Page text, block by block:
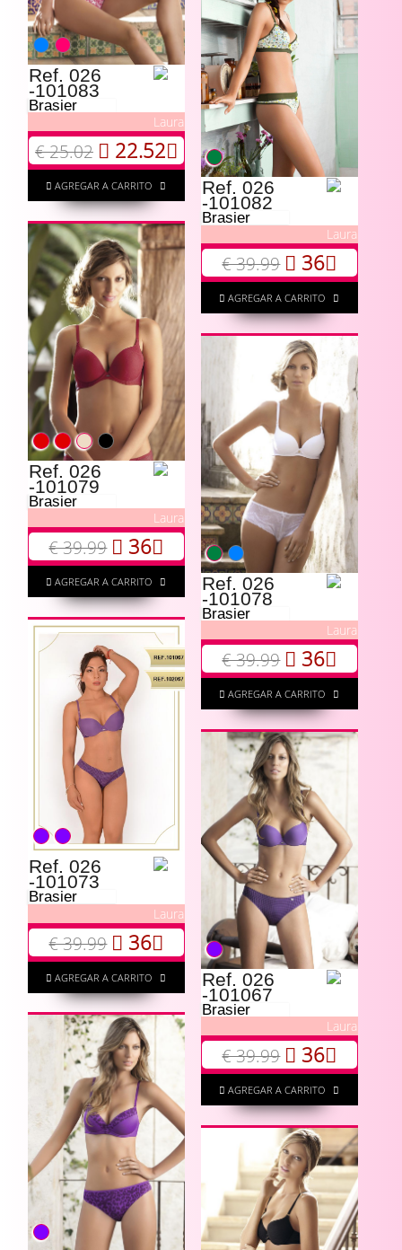
Ref. 026
-101083
Brasier
Laura
€ 25.02 22.52
AGREGAR A CARRITO Ref. 026
-101082
Brasier
Laura
€ 39.99 36
AGREGAR A CARRITO
Ref. 026
-101079
Brasier
Laura
€ 39.99 36
AGREGAR A CARRITO Ref. 026
-101078
Brasier
Laura
€ 39.99 36
AGREGAR A CARRITO
Ref. 026
-101073
Brasier
Laura
€ 39.99 36
AGREGAR A CARRITO Ref. 026
-101067
Brasier
Laura
€ 39.99 36
AGREGAR A CARRITO